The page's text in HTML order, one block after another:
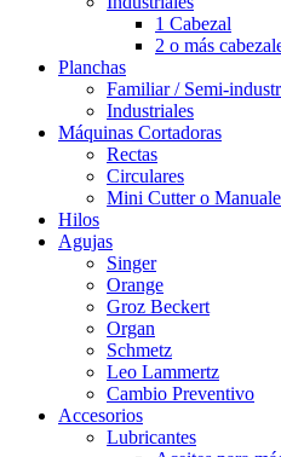
1 Cabezal
2 o más
Planchas
Familiar / Semi-
Industriales
Máquinas Cortadoras
Rectas
Circulares
Mini Cutter o
Hilos
Agujas
Singer
Orange
Groz Beckert
Organ
Schmetz
Leo Lammertz
Cambio Preventivo
Accesorios
Lubricantes